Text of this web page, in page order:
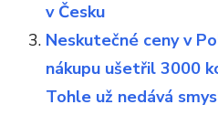
v Česku
Neskutečné ceny v
nákupu ušetřil 3000
Tohle už nedává